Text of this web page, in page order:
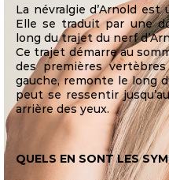
La névralgie d’Arnold
Elle se traduit par une
long du trajet du nerf
Ce trajet démarre au
des premières
gauche, remonte le long
peut se ressentir
arrière des yeux.
QUELS EN SONT LES